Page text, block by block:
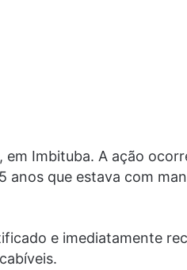
Imbituba. A ação
anos que estava com
e imediatamente